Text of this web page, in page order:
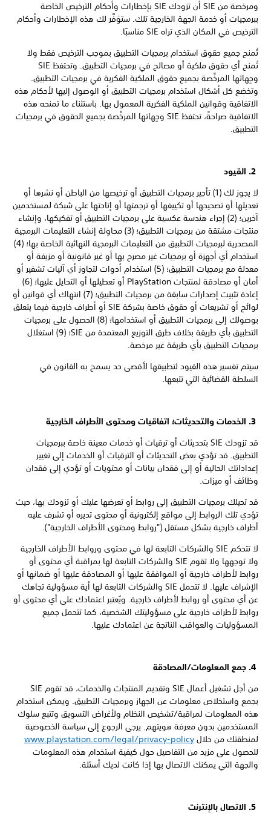
ومرخصة من SIE أن تزودك SIE بإخطارات وأحكام الترخيص الخاصة
ببرمجيات أو خدمة الجهة الخارجية تلك. ستوَفَّر لك هذه الإخطارات وأحكام
الترخيص في المكان الذي تراه SIE مناسبًا.
تُمنح جميع حقوق استخدام برمجيات التطبيق بموجب الترخيص فقط ولا
تُمنح أي حقوق ملكية أو مصالح في برمجيات التطبيق. وتحتفظ SIE
وجِهاتها المرخِّصة بجميع حقوق الملكية الفكرية في برمجيات التطبيق.
وتخضع كل أشكال استخدام برمجيات التطبيق أو الوصول إليها لأحكام هذه
الاتفاقية وقوانين الملكية الفكرية المعمول بها. باستثناء ما تمنحه هذه
الاتفاقية صراحةً، تحتفظ SIE وجِهاتها المرخِّصة بجميع الحقوق في برمجيات
التطبيق.
لا يجوز لك (1) تأجير برمجيات التطبيق أو ترخيصها من الباطن أو نشرها أو
تعديلها أو تصحيحها أو تكييفها أو ترجمتها أو إتاحتها على شبكة لمستخدمين
آخرين؛ (2) إجراء هندسة عكسية على برمجيات التطبيق أو تفكيكها، وإنشاء
منتجات مشتقة من برمجيات التطبيق؛ (3) محاولة إنشاء التعليمات البرمجية
المصدرية لبرمجيات التطبيق من التعليمات البرمجية النهائية الخاصة بها؛ (4)
استخدام أي أجهزة أو برمجيات غير مصرح بها أو غير قانونية أو مزيفة أو
معدلة مع برمجيات التطبيق؛ (5) استخدام أدوات لتجاوز أي آليات تشفير أو
أمان أو مصادقة لمنتجات PlayStation أو تعطيلها أو التحايل عليها؛ (6)
إعادة تثبيت إصدارات سابقة من برمجيات التطبيق؛ (7) انتهاك أي قوانين أو
لوائح أو تشريعات أو حقوق خاصة بشركة SIE أو أطراف خارجية فيما يتعلق
بوصولك إلى برمجيات التطبيق أو استخدامها؛ (8) الحصول على برمجيات
التطبيق بأي طريقة بخلاف طرق التوزيع المعتمدة من SIE؛ (9) استغلال
برمجيات التطبيق بأي طريقة غير مرخصة.
سيتم تفسير هذه القيود لتطبيقها لأقصى حد يسمح به القانون في
السلطة القضائية التي تتبعها.
قد تزودك SIE بتحديثات أو ترقيات أو خدمات معينة خاصة ببرمجيات
التطبيق. قد تؤدي بعض التحديثات أو الترقيات أو الخدمات إلى تغيير
إعداداتك الحالية أو إلى فقدان بيانات أو محتويات أو تؤدي إلى فقدان
وظائف أو ميزات.
قد تحيلك برمجيات التطبيق إلى روابط أو تعرضها عليك أو تزودك بها، حيث
تؤدي تلك الروابط إلى مواقع إلكترونية أو محتوى تديره أو تشرف عليه
أطراف خارجية بشكل مستقل ("روابط ومحتوى الأطراف الخارجية").
لا تتحكم SIE والشركات التابعة لها في محتوى وروابط الأطراف الخارجية
ولا توجهها ولا تقوم SIE والشركات التابعة لها بمراقبة أي محتوى أو
روابط لأطراف خارجية أو الموافقة عليها أو المصادقة عليها أو ضمانها أو
الإشراف عليها. لا تتحمل SIE والشركات التابعة لها أية مسؤولية تجاهك
عن أي محتوى أو روابط لأطراف خارجية. ويُعتبر اعتمادك على أي محتوى أو
روابط لأطراف خارجية على مسؤوليتك الشخصية، كما تتحمل جميع
المسؤوليات والعواقب الناتجة عن اعتمادك عليها.
من أجل تشغيل أعمال SIE وتقديم المنتجات والخدمات، قد تقوم SIE
بجمع واستخلاص معلومات عن الجهاز وبرمجيات التطبيق. ويمكن استخدام
هذه المعلومات لمراقبة/تشخيص النظام ولأغراض التسويق وتتبع سلوك
المستخدمين بدون معرفة هويتهم. يرجى الرجوع إلى سياسة الخصوصية
لمنطقتك من خلال www.playstation.com/legal/privacy-policy
للحصول على مزيد من التفاصيل حول كيفية استخدام هذه المعلومات
والجهة التي يمكنك الاتصال بها إذا كانت لديك أسئلة.